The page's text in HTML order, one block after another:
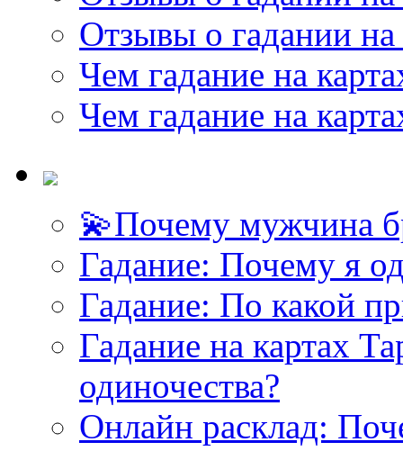
Отзывы о гадании на
Чем гадание на
Чем гадание на
💫Почему мужчина
Гадание: Почему я
Гадание: По какой
Гадание на картах
одиночества?
Онлайн расклад: